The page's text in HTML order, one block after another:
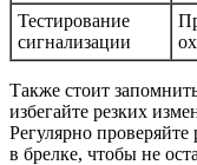
Тестирование
сигнализации
Также стоит
избегайте резких
Регулярно
в брелке, чтобы не